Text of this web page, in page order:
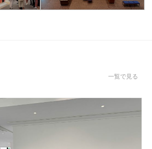
一覧で見る